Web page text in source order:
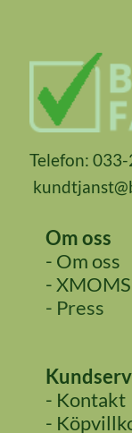
Telefon:
Om oss
- Om oss
- XMOMS
- Press
- Kontakt
-